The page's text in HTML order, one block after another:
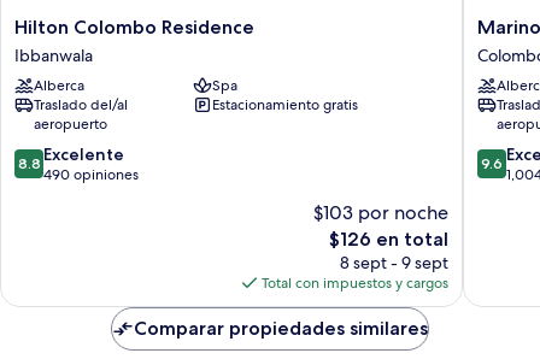
Hilton
Colombo
Residence
Ibbanwala
Hilton Colombo Residence
Ibbanwala
Alberca
Spa
Traslado del/al
aeropuerto
Estacionamiento gratis
8.8
de
8.8 Excelente
490 opiniones
$103 por noche
El
precio
actual
es
de
$126
$126 en total
8 sept - 9 sept
Total con impuestos y cargos
Marino
Beach
9.6
de
9.6
Comparar propiedades similares